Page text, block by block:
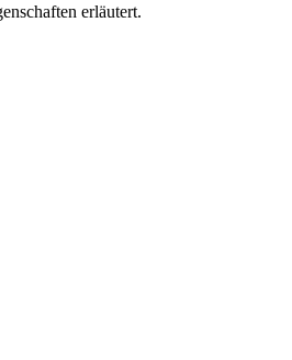
erläutert.